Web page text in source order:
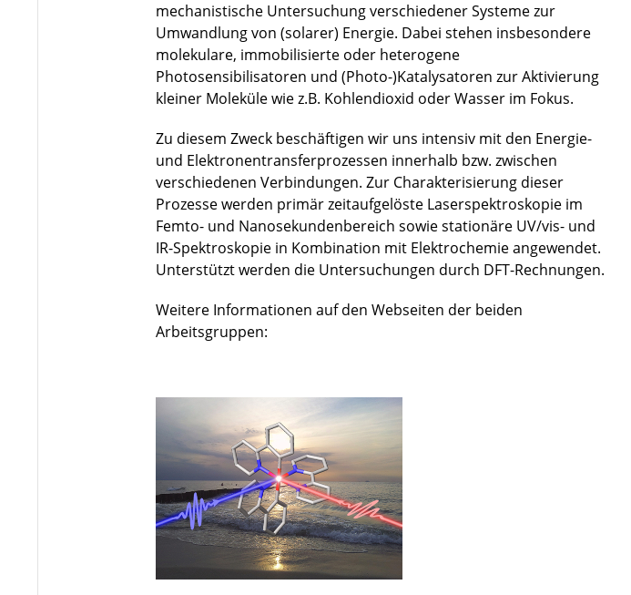
mechanistische Untersuchung verschiedener Systeme zur
Umwandlung von (solarer) Energie. Dabei stehen insbesondere
molekulare, immobilisierte oder heterogene
Photosensibilisatoren und (Photo-)Katalysatoren zur Aktivierung
kleiner Moleküle wie z.B. Kohlendioxid oder Wasser im Fokus.
Zu diesem Zweck beschäftigen wir uns intensiv mit den Energie-
und Elektronentransferprozessen innerhalb bzw. zwischen
verschiedenen Verbindungen. Zur Charakterisierung dieser
Prozesse werden primär zeitaufgelöste Laserspektroskopie im
Femto- und Nanosekundenbereich sowie stationäre UV/vis- und
IR-Spektroskopie in Kombination mit Elektrochemie angewendet.
Unterstützt werden die Untersuchungen durch DFT-Rechnungen.
Weitere Informationen auf den Webseiten der beiden
Arbeitsgruppen: